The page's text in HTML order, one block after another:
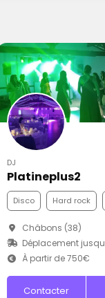
DJ
Platineplus2
Disco Hard rock
Châbons (38)
Déplacement
À partir de 750€
Contacter